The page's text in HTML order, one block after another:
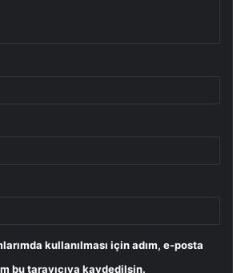
kullanılması için adım, e-posta
bu tarayıcıya kaydedilsin.